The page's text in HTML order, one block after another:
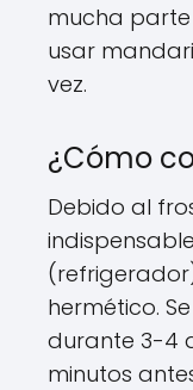
mucha
usar
vez.
¿Cómo
Debido al
hermético.
durante 3-4
minutos